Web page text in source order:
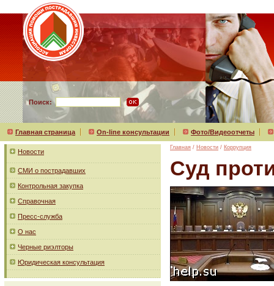
Поиск:
Главная страница On-line консультации Фото/Видеоотчеты
Новости
СМИ о пострадавших
Контрольная закупка
Справочная
Пресс-служба
О нас
Черные риэлторы
Юридическая консультация
Главная / Новости / Коррупция
Суд